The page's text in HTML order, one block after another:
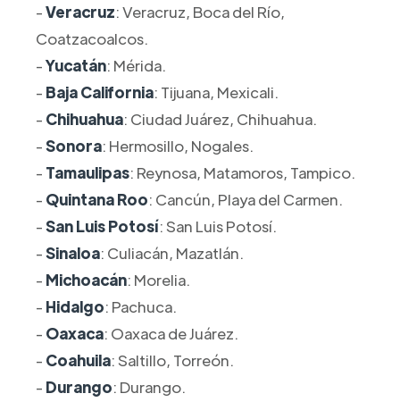
-Veracruz: Veracruz, Boca del Río,
Coatzacoalcos.
-Yucatán: Mérida.
- Baja California: Tijuana, Mexicali.
- Chihuahua: Ciudad Juárez, Chihuahua.
-Sonora: Hermosillo, Nogales.
- Tamaulipas: Reynosa, Matamoros, Tampico.
- Quintana Roo: Cancún, Playa del Carmen.
-San Luis Potosí: San Luis Potosí.
-Sinaloa: Culiacán, Mazatlán.
- Michoacán: Morelia.
- Hidalgo: Pachuca.
- Oaxaca: Oaxaca de Juárez.
- Coahuila: Saltillo, Torreón.
- Durango: Durango.